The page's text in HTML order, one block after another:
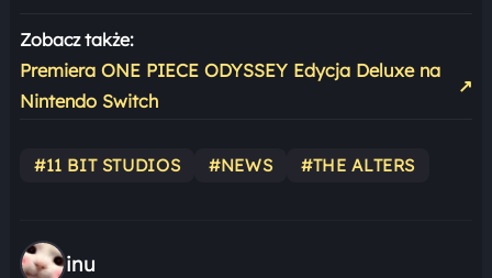
Zobacz także:
Premiera ONE PIECE ODYSSEY Edycja Deluxe na
Nintendo Switch
↗
#11 BIT STUDIOS #NEWS #THE ALTERS
inu